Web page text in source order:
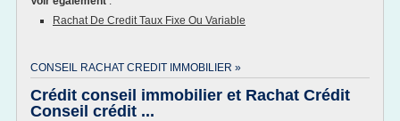
Rachat De Credit Taux Fixe Ou Variable
CONSEIL RACHAT CREDIT IMMOBILIER »
Crédit conseil immobilier et Rachat Crédit
Conseil crédit ...